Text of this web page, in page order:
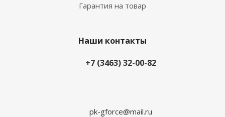
Гарантия на товар
Наши контакты
+7 (3463) 32-00-82
pk-gforce@mail.ru